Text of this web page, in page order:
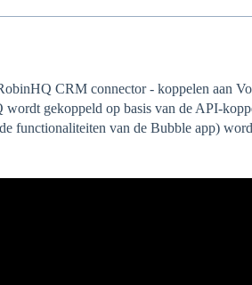
CRM connector - koppelen aan
wordt gekoppeld op basis van de API-
functionaliteiten van de Bubble app)